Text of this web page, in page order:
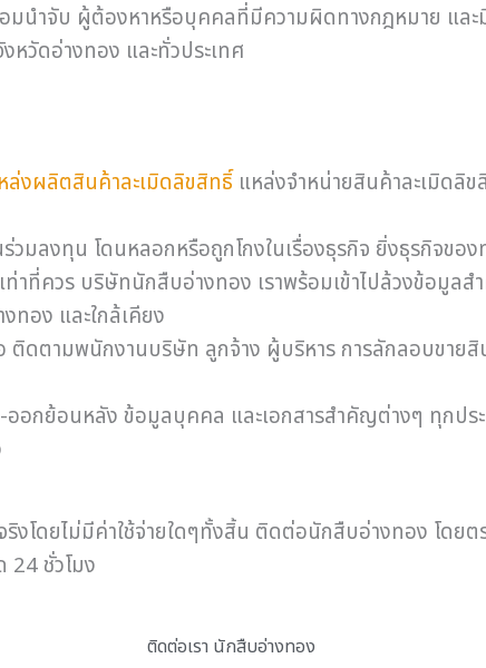
ำจับ ผู้ต้องหาหรือบุคคลที่มีความผิดทางกฎหมาย และ
หวัดอ่างทอง และทั่วประเทศ
ล่งผลิตสินค้าละเมิดลิขสิทธิ์ แหล่งจำหน่ายสินค้าละเมิดลิ
วมลงทุน โดนหลอกหรือถูกโกงในเรื่องธุรกิจ ยิ่งธุรกิจขอ
าที่ควร บริษัทนักสืบอ่างทอง เราพร้อมเข้าไปล้วงข้อมูล
ทอง และใกล้เคียง
ดตามพนักงานบริษัท ลูกจ้าง ผู้บริหาร การลักลอบขาย
-ออกย้อนหลัง ข้อมูลบุคคล และเอกสารสำคัญต่างๆ ทุกปร
โดยไม่มีค่าใช้จ่ายใดๆทั้งสิ้น ติดต่อนักสืบอ่างทอง โดย
24 ชั่วโมง
ติดต่อเรา นักสืบอ่างทอง